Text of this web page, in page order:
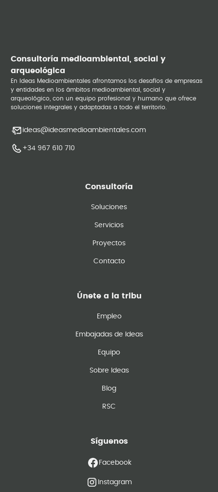
Consultoría medioambiental, social y
arqueológica
En Ideas Medioambientales afrontamos los desafíos de empresas
y entidades en los ámbitos medioambiental, social y
arqueológico, con un equipo profesional y humano que ofrece
soluciones integrales y adaptadas a todo el territorio.
ideas@ideasmedioambientales.com
+34 967 610 710
Consultoría
Soluciones
Servicios
Proyectos
Contacto
Únete a la tribu
Empleo
Embajadas de Ideas
Equipo
Sobre Ideas
Blog
RSC
Síguenos
Facebook
Instagram